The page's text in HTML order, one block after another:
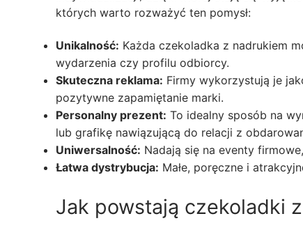
których warto rozważyć ten pomysł:
Unikalność: Każda czekoladka z nadrukiem
wydarzenia czy profilu odbiorcy.
Skuteczna reklama: Firmy wykorzystują je
pozytywne zapamiętanie marki.
Personalny prezent: To idealny sposób na
lub grafikę nawiązującą do relacji z
Uniwersalność: Nadają się na eventy
Łatwa dystrybucja: Małe, poręczne i
Jak powstają czekoladki